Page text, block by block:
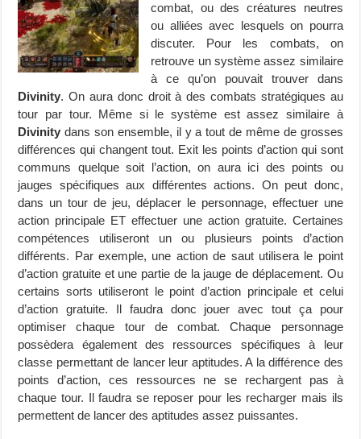
combat, ou des créatures neutres
ou alliées avec lesquels on pourra
discuter. Pour les combats, on
retrouve un système assez similaire
à ce qu’on pouvait trouver dans
Divinity. On aura donc droit à des combats stratégiques au
tour par tour. Même si le système est assez similaire à
Divinitydans son ensemble, il y a tout de même de grosses
différences qui changent tout. Exit les points d’action qui sont
communs quelque soit l’action, on aura ici des points ou
jauges spécifiques aux différentes actions. On peut donc,
dans un tour de jeu, déplacer le personnage, effectuer une
action principale ET effectuer une action gratuite. Certaines
compétences utiliseront un ou plusieurs points d’action
différents. Par exemple, une action de saut utilisera le point
d’action gratuite et une partie de la jauge de déplacement. Ou
certains sorts utiliseront le point d’action principale et celui
d’action gratuite. Il faudra donc jouer avec tout ça pour
optimiser chaque tour de combat. Chaque personnage
possèdera également des ressources spécifiques à leur
classe permettant de lancer leur aptitudes. A la différence des
points d’action, ces ressources ne se rechargent pas à
chaque tour. Il faudra se reposer pour les recharger mais ils
permettent de lancer des aptitudes assez puissantes.